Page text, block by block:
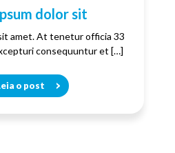
dolor sit
amet. At tenetur officia 33
consequuntur et […]
o post